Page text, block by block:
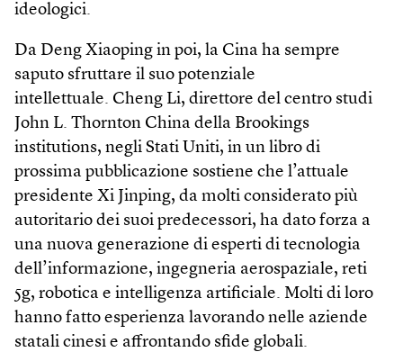
ideologici.
Da Deng Xiaoping in poi, la Cina ha sempre
saputo sfruttare il suo potenziale
intellettuale. Cheng Li, direttore del centro studi
John L. Thornton China della Brookings
institutions, negli Stati Uniti, in un libro di
prossima pubblicazione sostiene che l’attuale
presidente Xi Jinping, da molti considerato più
autoritario dei suoi predecessori, ha dato forza a
una nuova generazione di esperti di tecnologia
dell’informazione, ingegneria aerospaziale, reti
5g, robotica e intelligenza artificiale. Molti di loro
hanno fatto esperienza lavorando nelle aziende
statali cinesi e affrontando sfide globali.